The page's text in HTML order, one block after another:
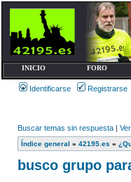
INICIO FORO
Identificarse Registrarse
Buscar temas sin respuesta |
Índice general » 42195.es »
busco grupo